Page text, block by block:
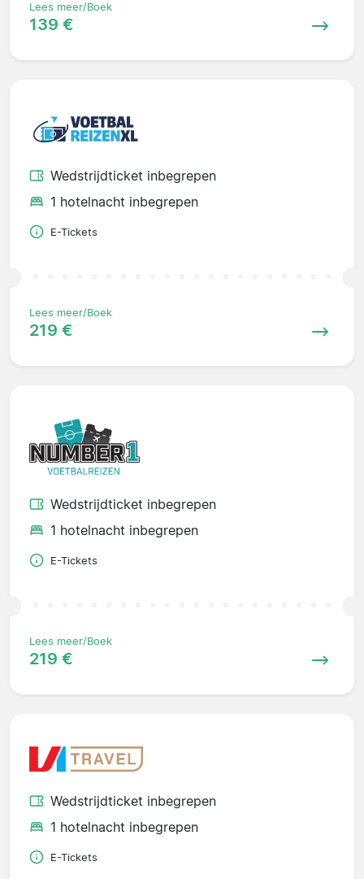
Lees meer/Boek
139 €
Wedstrijdticket inbegrepen
1 hotelnacht inbegrepen
E-Tickets
Lees meer/Boek
219 €
Wedstrijdticket inbegrepen
1 hotelnacht inbegrepen
E-Tickets
Lees meer/Boek
219 €
Wedstrijdticket inbegrepen
1 hotelnacht inbegrepen
E-Tickets